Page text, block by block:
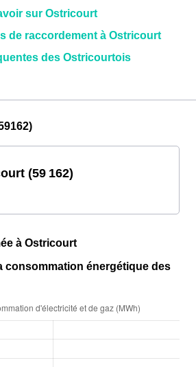
sur Ostricourt
de raccordement à Ostricourt
des Ostricourtois
(59 162)
à Ostricourt
consommation énergétique des